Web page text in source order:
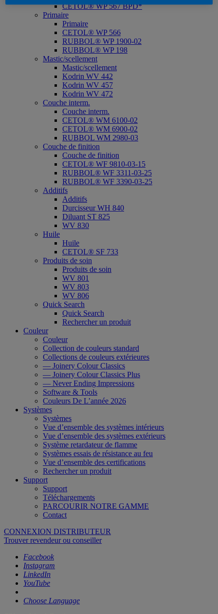
CETOL® WP 567 BPD*
Primaire
Primaire
CETOL® WP 566
RUBBOL® WP 1900-02
RUBBOL® WP 198
Mastic/scellement
Mastic/scellement
Kodrin WV 442
Kodrin WV 457
Kodrin WV 472
Couche interm.
Couche interm.
CETOL® WM 6100-02
CETOL® WM 6900-02
RUBBOL WM 2980-03
Couche de finition
Couche de finition
CETOL® WF 9810-03-15
RUBBOL® WF 3311-03-25
RUBBOL® WF 3390-03-25
Additifs
Additifs
Durcisseur WH 840
Diluant ST 825
WV 830
Huile
Huile
CETOL® SF 733
Produits de soin
Produits de soin
WV 801
WV 803
WV 806
Quick Search
Quick Search
Rechercher un produit
Couleur
Couleur
Collection de couleurs standard
Collections de couleurs extérieures
— Joinery Colour Classics
— Joinery Colour Classics Plus
— Never Ending Impressions
Software & Tools
Couleurs De L’année 2026
Systèmes
Systèmes
Vue d’ensemble des systèmes intérieurs
Vue d’ensemble des systèmes extérieurs
Système retardateur de flamme
Systèmes essais de résistance au feu
Vue d’ensemble des certifications
Rechercher un produit
Support
Support
Téléchargements
PARCOURIR NOTRE GAMME
Contact
CONNEXION DISTRIBUTEUR
Trouver revendeur ou conseiller
Facebook
Instagram
LinkedIn
YouTube
Choose Language